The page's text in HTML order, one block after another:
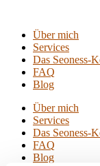
Über mich
Services
Das Seoness-
FAQ
Blog
Über mich
Services
Das Seoness-
FAQ
Blog